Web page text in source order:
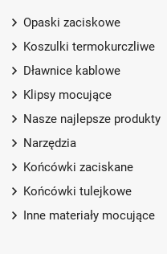
Opaski zaciskowe
Koszulki termokurczliwe
Dławnice kablowe
Klipsy mocujące
Nasze najlepsze produkty
Narzędzia
Końcówki zaciskane
Końcówki tulejkowe
Inne materiały mocujące